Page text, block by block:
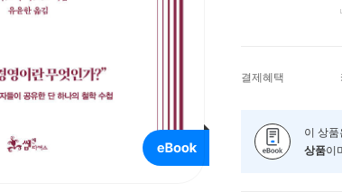
결제혜택
이 상
상품이